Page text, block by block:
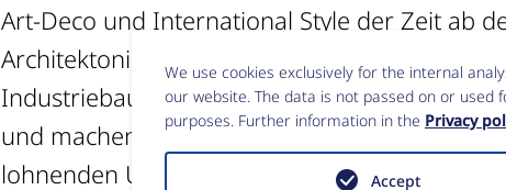
Art-Deco und International Style der Zeit ab
Architektonische Vielfalt, Qualität und
Industriebaus sind auch im internationalen
und machen die Erforschung dieses
lohnenden Unterfangen. Zwischen August
We use cookies exclusively for the internal
our website. The data is not passed on or used
purposes. Further information in the Privacy
Accept